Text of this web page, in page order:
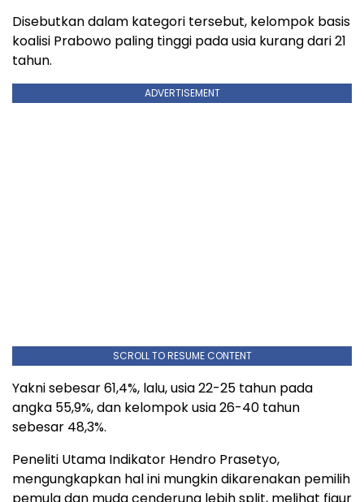
Disebutkan dalam kategori tersebut, kelompok basis
koalisi Prabowo paling tinggi pada usia kurang dari 21
tahun.
ADVERTISEMENT
SCROLL TO RESUME CONTENT
Yakni sebesar 61,4%, lalu, usia 22-25 tahun pada
angka 55,9%, dan kelompok usia 26-40 tahun
sebesar 48,3%.
Peneliti Utama Indikator Hendro Prasetyo,
mengungkapkan hal ini mungkin dikarenakan pemilih